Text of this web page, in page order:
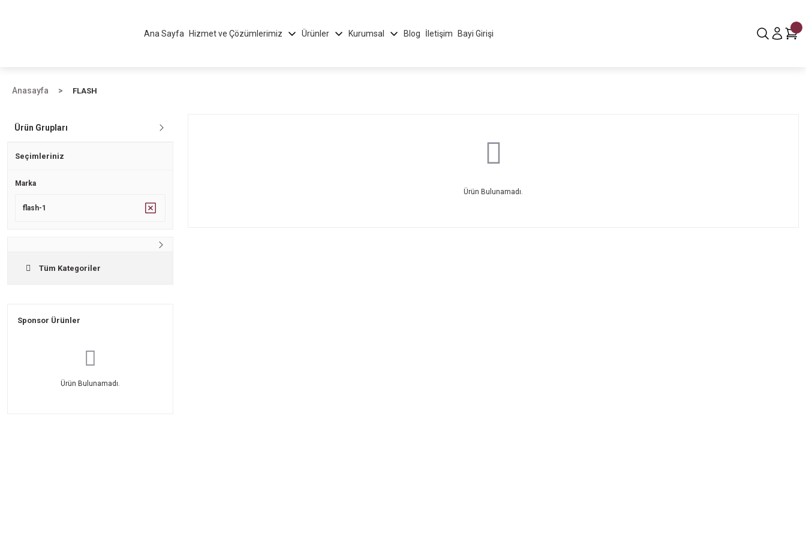
Ana Sayfa Hizmet ve Çözümlerimiz Ürünler Kurumsal Blog İletişim Bayi Girişi
Anasayfa FLASH
Ürün Grupları
Seçimleriniz
Marka
flash-1
Tüm Kategoriler
Sponsor Ürünler
Ürün Bulunamadı.
Ürün Bulunamadı.